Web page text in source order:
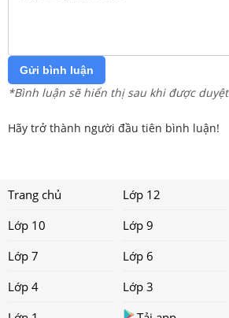
Gửi bình luận
*Bình luận sẽ hiển thị sau khi được duyệt
Hãy trở thành người đầu tiên bình luận!
Trang chủ Lớp 12
Lớp 10
Lớp 9
Lớp 7
Lớp 6
Lớp 4
Lớp 3